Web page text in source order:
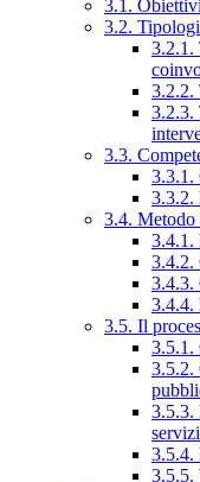
3.1.
3.2.
3.2.1.
3.2.2.
3.2.3.
3.3.
3.3.1.
3.3.2.
3.4.
3.4.1.
3.4.2.
3.4.3.
3.4.4.
3.5. Il
3.5.1.
3.5.2.
3.5.3.
3.5.4.
3.5.5.